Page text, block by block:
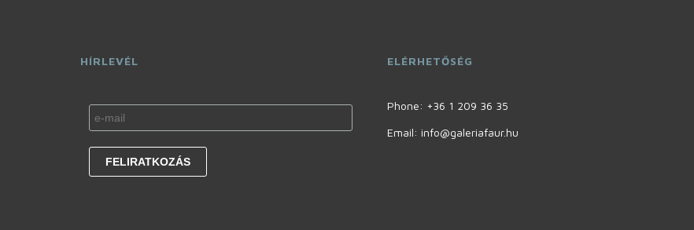
HÍRLEVÉL ELÉRHETŐSÉG
Phone: +36 1 209 36 35
Email: info@galeriafaur.hu